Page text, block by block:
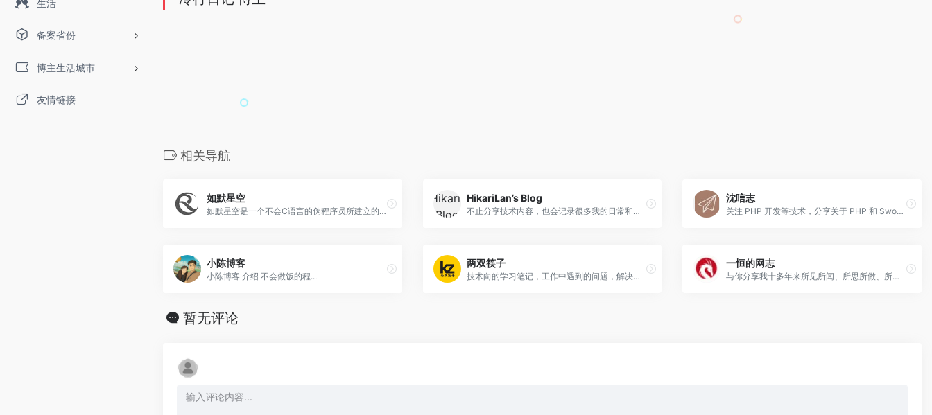
生活
备案省份
博主生活城市
友情链接
相关导航
如默星空
如默星空是一个不会C语言的伪程序员所建立的个人博客网站，网站不定期分享个人生活、代码技术、奇闻轶事以及相关的随笔碎片。
HikariLan’s Blog
不止分享技术内容，也会记录很多我的日常和心得
沈唁志
关注 PHP 开发等技术，分享关于 PHP 和 Swoole 的技术资源、实用的扩展插件、有趣的网站、WordPress 等一切好玩的东西！
小陈博客
小陈博客 介绍 不会做饭的程...
两双筷子
技术向的学习笔记，工作中遇到的问题，解决后技术总结。
一恒的网志
与你分享我十多年来所见所闻、所思所做、所感所悟。
暂无评论